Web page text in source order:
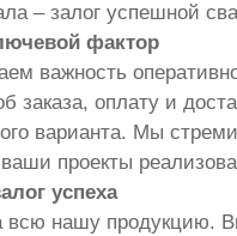
– залог успешной
фактор
важность
заказа, оплату и
варианта. Мы
проекты
успеха
нашу продукцию.